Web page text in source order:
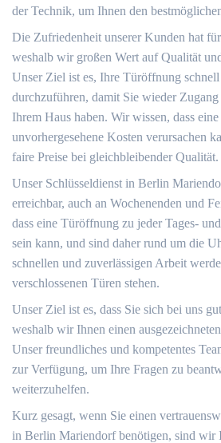
der Technik, um Ihnen den
Die Zufriedenheit unserer Kunden hat
weshalb wir großen Wert auf Qualität
Unser Ziel ist es, Ihre Türöffnung
durchzuführen, damit Sie wieder
Ihrem Haus haben. Wir wissen, dass
unvorhergesehene Kosten verursachen
faire Preise bei gleichbleibender Qualität.
Unser Schlüsseldienst in Berlin
erreichbar, auch an Wochenenden und
dass eine Türöffnung zu jeder Tages-
sein kann, und sind daher rund um die
schnellen und zuverlässigen Arbeit
verschlossenen Türen stehen.
Unser Ziel ist es, dass Sie sich bei uns
weshalb wir Ihnen einen
Unser freundliches und kompetentes
zur Verfügung, um Ihre Fragen zu
weiterzuhelfen.
Kurz gesagt, wenn Sie einen
in Berlin Mariendorf benötigen, sind wir